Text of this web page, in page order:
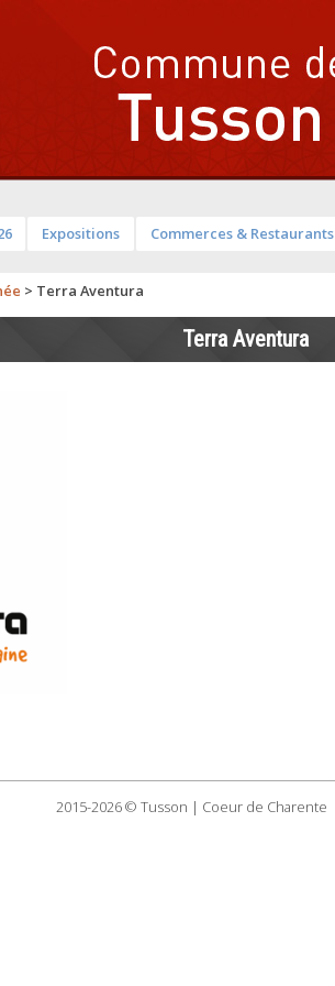
Expositions Commerces & Restaurants
> Terra Aventura
Terra Aventura
2015-2026 © Tusson | Coeur de Charente